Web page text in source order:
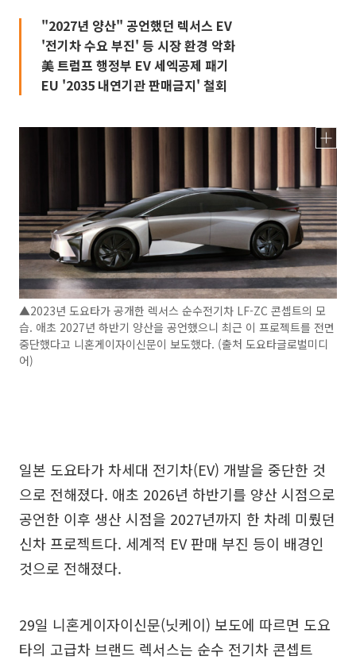
"2027년 양산" 공언했던 렉서스 EV
'전기차 수요 부진' 등 시장 환경 악화
美 트럼프 행정부 EV 세엑공제 패기
EU '2035 내연기관 판매금지' 철회
▲2023년 도요타가 공개한 렉서스 순수전기차 LF-ZC 콘셉트의 모
습. 애초 2027년 하반기 양산을 공언했으니 최근 이 프로젝트를 전면
중단했다고 니혼게이자이신문이 보도했다. (출처 도요타글로벌미디
어)
일본 도요타가 차세대 전기차(EV) 개발을 중단한 것
으로 전해졌다. 애초 2026년 하반기를 양산 시점으로
공언한 이후 생산 시점을 2027년까지 한 차례 미뤘던
신차 프로젝트다. 세계적 EV 판매 부진 등이 배경인
것으로 전해졌다.
29일 니혼게이자이신문(닛케이) 보도에 따르면 도요
타의 고급차 브랜드 렉서스는 순수 전기차 콘셉트